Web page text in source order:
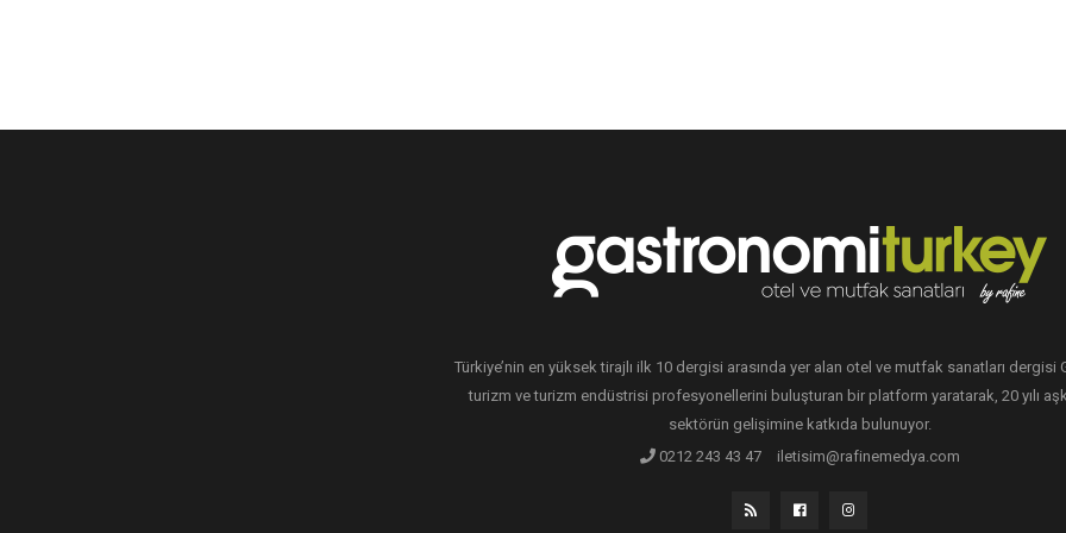
Türkiye’nin en yüksek tirajlı ilk 10 dergisi arasında yer alan otel ve mutfak sanatları dergisi
turizm ve turizm endüstrisi profesyonellerini buluşturan bir platform yaratarak, 20 yılı
sektörün gelişimine katkıda bulunuyor.
0212 243 43 47
iletisim@rafinemedya.com